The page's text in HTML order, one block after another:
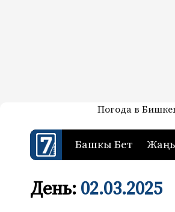
7-канал.
Жаңылыктар — Кыргызстан
Погода в
Башкы Бет
День: 02.03.2025